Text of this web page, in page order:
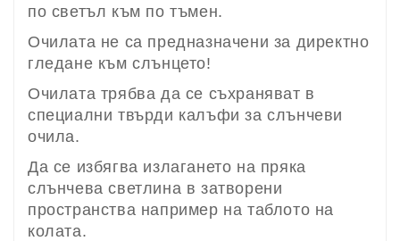
по светъл към по тъмен.
Очилата не са предназначени за директно
гледане към слънцето!
Очилата трябва да се съхраняват в
специални твърди калъфи за слънчеви
очила.
Да се избягва излагането на пряка
слънчева светлина в затворени
пространства например на таблото на
колата.